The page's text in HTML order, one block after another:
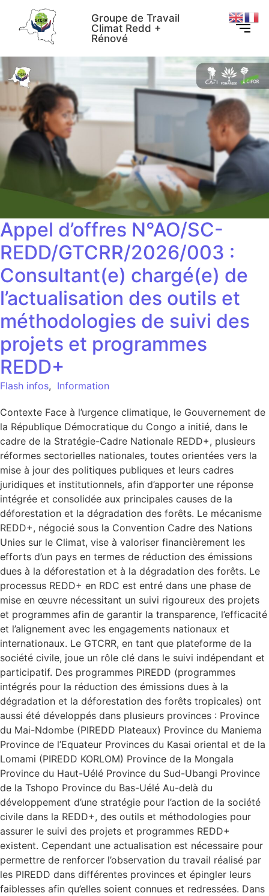
Groupe de Travail
Climat Redd +
Rénové
Appel d’offres N°AO/SC-
REDD/GTCRR/2026/003 :
Consultant(e) chargé(e) de
l’actualisation des outils et
méthodologies de suivi des
projets et programmes
REDD+
Flash infos, Information
Contexte Face à l’urgence climatique, le Gouvernement de
la République Démocratique du Congo a initié, dans le
cadre de la Stratégie-Cadre Nationale REDD+, plusieurs
réformes sectorielles nationales, toutes orientées vers la
mise à jour des politiques publiques et leurs cadres
juridiques et institutionnels, afin d’apporter une réponse
intégrée et consolidée aux principales causes de la
déforestation et la dégradation des forêts. Le mécanisme
REDD+, négocié sous la Convention Cadre des Nations
Unies sur le Climat, vise à valoriser financièrement les
efforts d’un pays en termes de réduction des émissions
dues à la déforestation et à la dégradation des forêts. Le
processus REDD+ en RDC est entré dans une phase de
mise en œuvre nécessitant un suivi rigoureux des projets
et programmes afin de garantir la transparence, l’efficacité
et l’alignement avec les engagements nationaux et
internationaux. Le GTCRR, en tant que plateforme de la
société civile, joue un rôle clé dans le suivi indépendant et
participatif. Des programmes PIREDD (programmes
intégrés pour la réduction des émissions dues à la
dégradation et la déforestation des forêts tropicales) ont
aussi été développés dans plusieurs provinces : Province
du Mai-Ndombe (PIREDD Plateaux) Province du Maniema
Province de l’Equateur Provinces du Kasai oriental et de la
Lomami (PIREDD KORLOM) Province de la Mongala
Province du Haut-Uélé Province du Sud-Ubangi Province
de la Tshopo Province du Bas-Uélé Au-delà du
développement d’une stratégie pour l’action de la société
civile dans la REDD+, des outils et méthodologies pour
assurer le suivi des projets et programmes REDD+
existent. Cependant une actualisation est nécessaire pour
permettre de renforcer l’observation du travail réalisé par
les PIREDD dans différentes provinces et épingler leurs
faiblesses afin qu’elles soient connues et redressées. Dans